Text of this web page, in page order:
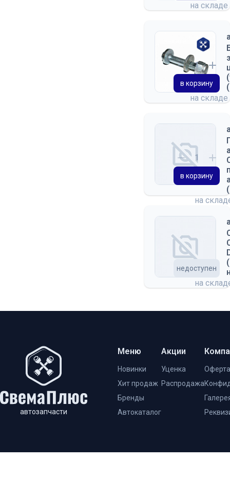
на складе
на складе
в корзину
на
в корзину
на
недоступен
автозапчасти
Меню
Новинки
Хит продаж
Бренды
Автокаталог
Акции
Уценка
Распродажа
Оферта